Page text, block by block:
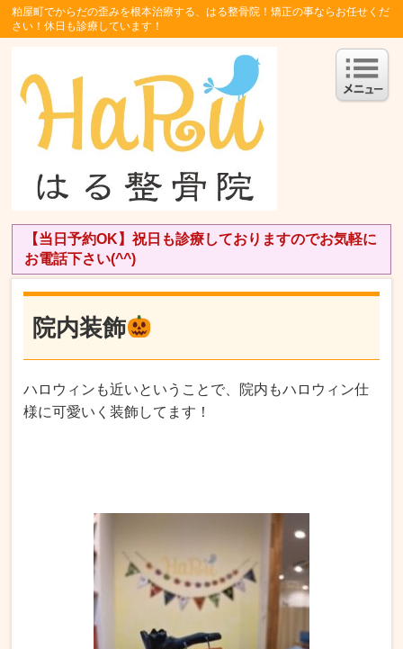
粕屋町でからだの歪みを根本治療する、はる整骨院！矯正の事ならお任せくだ
さい！休日も診療しています！
【当日予約OK】祝日も診療しておりますのでお気軽に
お電話下さい(^^)
院内装飾
ハロウィンも近いということで、院内もハロウィン仕
様に可愛いく装飾してます！